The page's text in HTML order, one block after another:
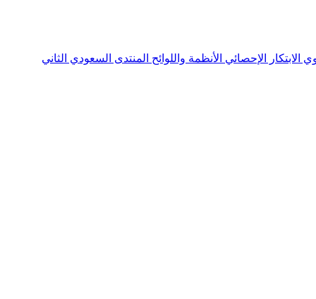
الابتكار الإحصائي الأنظمة واللوائح المنتدى السعودي الثاني